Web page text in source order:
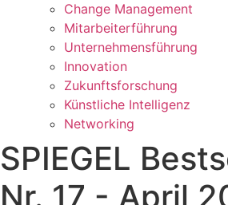
Change Management
Mitarbeiterführung
Unternehmensführung
Innovation
Zukunftsforschung
Künstliche Intelligenz
Networking
SPIEGEL
Nr. 17 - April